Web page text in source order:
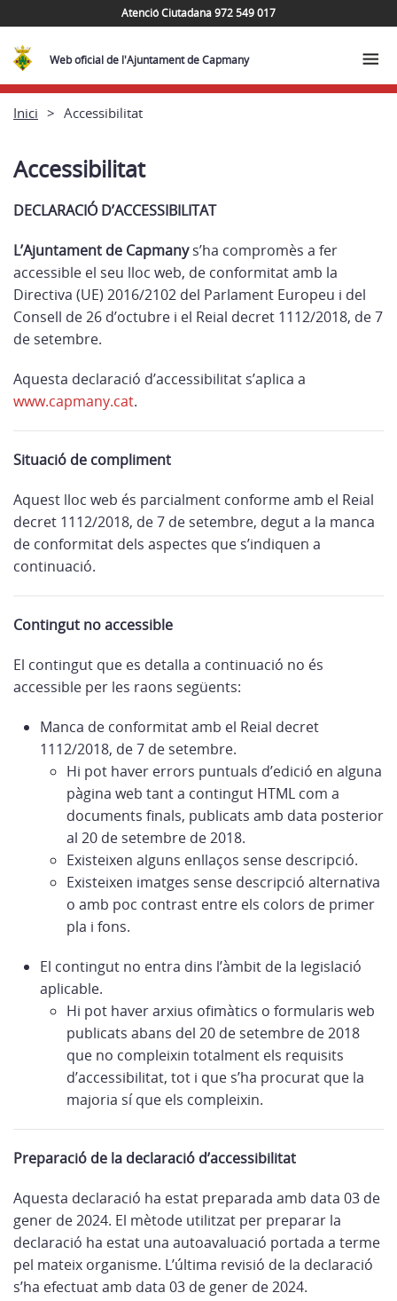
Atenció Ciutadana 972 549 017
Web oficial de l'Ajuntament de Capmany
Inici Accessibilitat
Accessibilitat
DECLARACIÓ D’ACCESSIBILITAT
L’Ajuntament de Capmanys’ha compromès a fer
accessible el seu lloc web, de conformitat amb la
Directiva (UE) 2016/2102 del Parlament Europeu i del
Consell de 26 d’octubre i el Reial decret 1112/2018, de 7
de setembre.
Aquesta declaració d’accessibilitat s’aplica a
www.capmany.cat.
Situació de compliment
Aquest lloc web és parcialment conforme amb el Reial
decret 1112/2018, de 7 de setembre, degut a la manca
de conformitat dels aspectes que s’indiquen a
continuació.
Contingut no accessible
El contingut que es detalla a continuació no és
accessible per les raons següents:
Manca de conformitat amb el Reial decret
1112/2018, de 7 de setembre.
Hi pot haver errors puntuals d’edició en alguna
pàgina web tant a contingut HTML com a
documents finals, publicats amb data posterior
al 20 de setembre de 2018.
Existeixen alguns enllaços sense descripció.
Existeixen imatges sense descripció alternativa
o amb poc contrast entre els colors de primer
pla i fons.
El contingut no entra dins l’àmbit de la legislació
aplicable.
Hi pot haver arxius ofimàtics o formularis web
publicats abans del 20 de setembre de 2018
que no compleixin totalment els requisits
d’accessibilitat, tot i que s’ha procurat que la
majoria sí que els compleixin.
Preparació de la declaració d’accessibilitat
Aquesta declaració ha estat preparada amb data 03 de
gener de 2024. El mètode utilitzat per preparar la
declaració ha estat una autoavaluació portada a terme
pel mateix organisme. L’última revisió de la declaració
s’ha efectuat amb data 03 de gener de 2024.